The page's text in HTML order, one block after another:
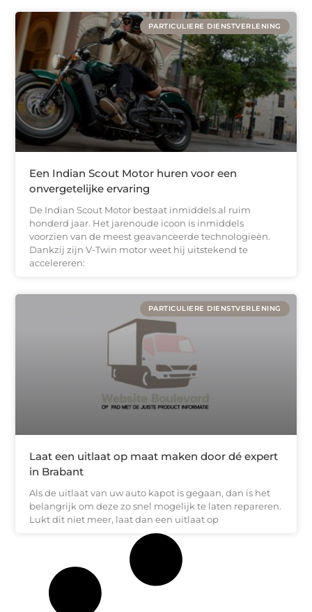
PARTICULIERE DIENSTVERLENING
Een Indian Scout Motor huren voor een
onvergetelijke ervaring
De Indian Scout Motor bestaat inmiddels al ruim
honderd jaar. Het jarenoude icoon is inmiddels
voorzien van de meest geavanceerde technologieën.
Dankzij zijn V-Twin motor weet hij uitstekend te
accelereren:
PARTICULIERE DIENSTVERLENING
Laat een uitlaat op maat maken door dé expert
in Brabant
Als de uitlaat van uw auto kapot is gegaan, dan is het
belangrijk om deze zo snel mogelijk te laten repareren.
Lukt dit niet meer, laat dan een uitlaat op